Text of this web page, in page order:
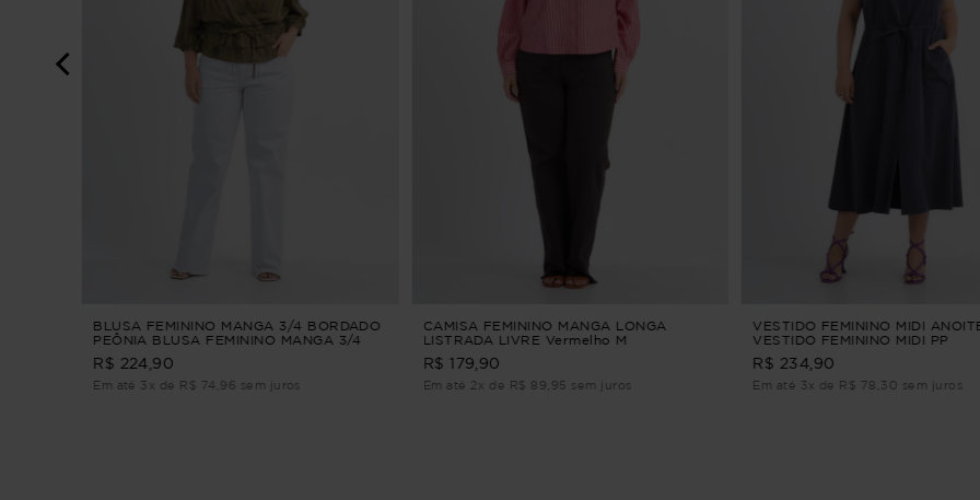
BLUSA FEMININO MANGA 3/4 BORDADO
PEÔNIA BLUSA FEMININO MANGA 3/4
BORDADO Verde G2
R$ 224,90
Em até 3x de R$ 74,96 sem juros
CAMISA FEMININO MANGA LONGA
LISTRADA LIVRE Vermelho M
R$ 179,90
Em até 2x de R$ 89,95 sem juros
VESTIDO FEMININO MIDI
VESTIDO FEMININO MIDI PP
R$ 234,90
Em até 3x de R$ 78,30 sem juros